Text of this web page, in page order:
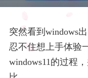
玩机教程
服务器
编程
C语言
资源
突然看到windows
忍不住想上手体验
windows11的过程